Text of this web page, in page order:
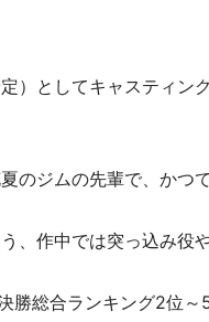
）としてキャスティン
のジムの先輩で、かつ
、作中では突っ込み役
勝総合ランキング2位～